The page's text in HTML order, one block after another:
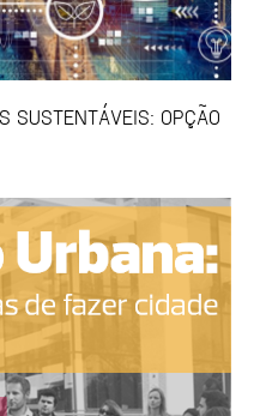
SUSTENTÁVEIS: OPÇÃO